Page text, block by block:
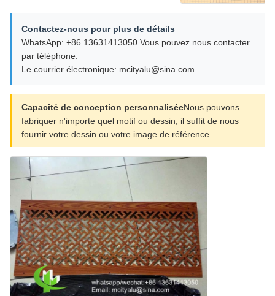
Contactez-nous pour plus de détails
WhatsApp: +86 13631413050 Vous pouvez nous contacter
par téléphone.
Le courrier électronique: mcityalu@sina.com
Capacité de conception personnaliséeNous pouvons
fabriquer n'importe quel motif ou dessin, il suffit de nous
fournir votre dessin ou votre image de référence.